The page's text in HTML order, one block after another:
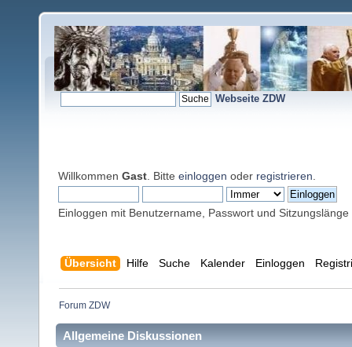
Webseite ZDW
Willkommen Gast . Bitte einloggen oder registrieren
Einloggen mit Benutzername, Passwort und Sitzungslänge
Übersicht Hilfe Suche Kalender Einloggen
Forum ZDW
Allgemeine Diskussionen